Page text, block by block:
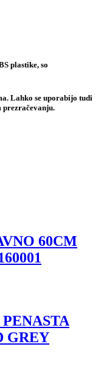
plastike, so
Lahko se uporabijo tudi
prezračevanju.
60CM
GREY